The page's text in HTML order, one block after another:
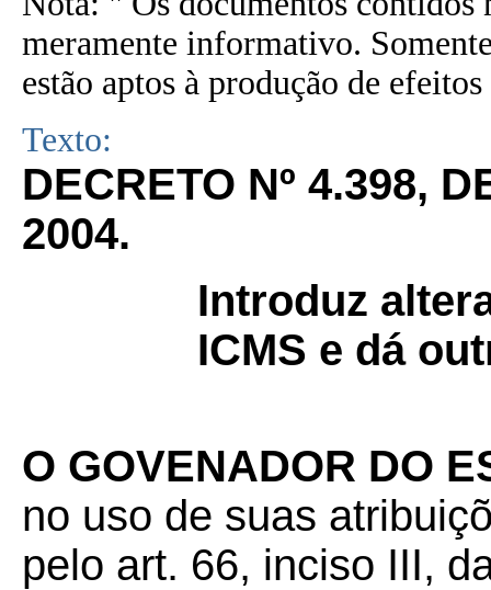
meramente informativo.
estão aptos à produção de
Texto:
DECRETO Nº 4.398,
2004.
Introduz
ICMS e dá
O GOVENADOR DO
no uso de suas
pelo art. 66, inciso III,